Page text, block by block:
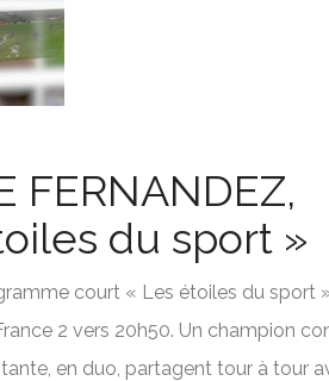
FERNANDEZ,
du sport »
court « Les étoiles du sport
2 vers 20h50. Un champion
en duo, partagent tour à tour